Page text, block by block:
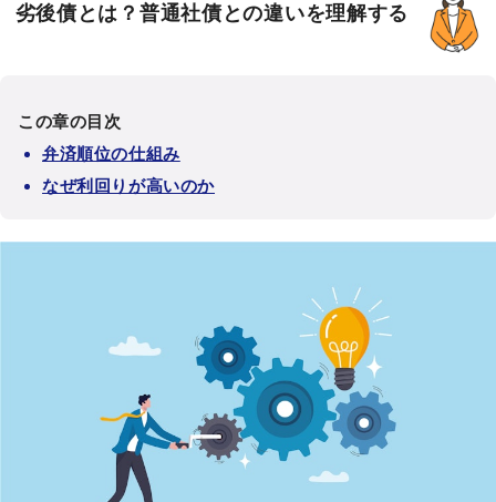
劣後債とは？普通社債との違いを理解する
この章の目次
弁済順位の仕組み
なぜ利回りが高いのか